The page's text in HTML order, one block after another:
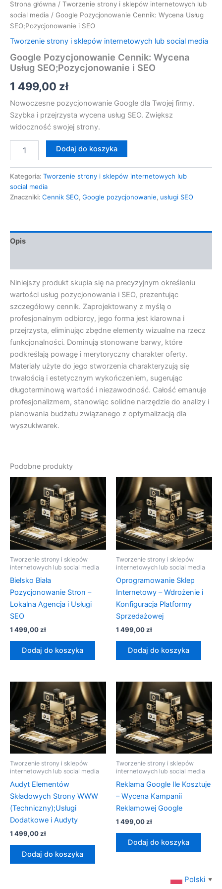
Strona główna / Tworzenie strony i sklepów internetowych lub
social media / Google Pozycjonowanie Cennik: Wycena Usług
SEO;Pozycjonowanie i SEO
Tworzenie strony i sklepów internetowych lub social media
Google Pozycjonowanie Cennik: Wycena
Usług SEO;Pozycjonowanie i SEO
1 499,00 zł
Nowoczesne pozycjonowanie Google dla Twojej firmy.
Szybka i przejrzysta wycena usług SEO. Zwiększ
widoczność swojej strony.
Dodaj do koszyka
Kategoria: Tworzenie strony i sklepów internetowych lub
social media
Znaczniki: Cennik SEO, Google pozycjonowanie, usługi SEO
Opis
Niniejszy produkt skupia się na precyzyjnym określeniu
wartości usług pozycjonowania i SEO, prezentując
szczegółowy cennik. Zaprojektowany z myślą o
profesjonalnym odbiorcy, jego forma jest klarowna i
przejrzysta, eliminując zbędne elementy wizualne na rzecz
funkcjonalności. Dominują stonowane barwy, które
podkreślają powagę i merytoryczny charakter oferty.
Materiały użyte do jego stworzenia charakteryzują się
trwałością i estetycznym wykończeniem, sugerując
długoterminową wartość i niezawodność. Całość emanuje
profesjonalizmem, stanowiąc solidne narzędzie do analizy i
planowania budżetu związanego z optymalizacją dla
wyszukiwarek.
Podobne produkty
Tworzenie strony i sklepów
internetowych lub social media
Bielsko Biała
Pozycjonowanie Stron –
Lokalna Agencja i Usługi
SEO
1 499,00zł
Dodaj do koszyka
Tworzenie strony i sklepów
internetowych lub social media
Oprogramowanie Sklep
Internetowy – Wdrożenie i
Konfiguracja Platformy
Sprzedażowej
1 499,00zł
Dodaj do koszyka
Tworzenie strony i sklepów
internetowych lub social media
Audyt Elementów
Składowych Strony WWW
(Techniczny);Usługi
Dodatkowe i Audyty
1 499,00zł
Dodaj do koszyka
Tworzenie strony i sklepów
internetowych lub social media
Reklama Google Ile Kosztuje
– Wycena Kampanii
Reklamowej Google
1 499,00zł
Dodaj do koszyka
Polski ▼